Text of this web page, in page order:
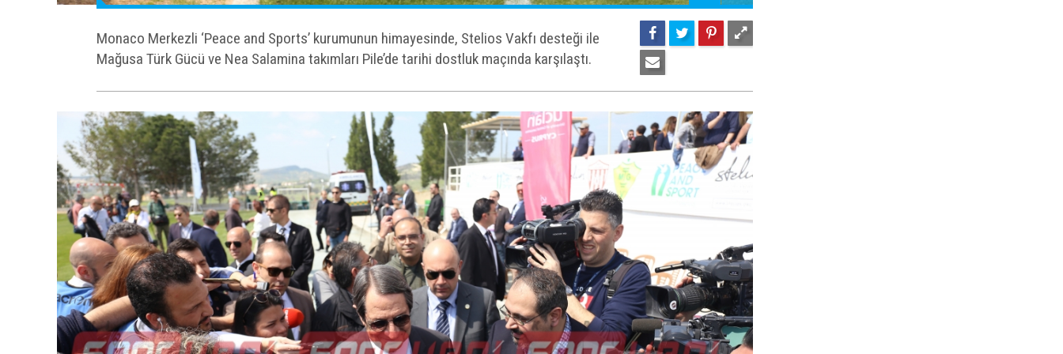
Monaco Merkezli ‘Peace and Sports’ kurumunun himayesinde, Stelios Vakfı desteği ile
Mağusa Türk Gücü ve Nea Salamina takımları Pile’de tarihi dostluk maçında karşılaştı.